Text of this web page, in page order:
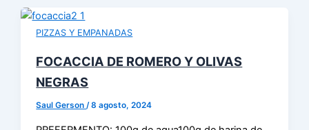
PIZZAS Y EMPANADAS
FOCACCIA DE ROMERO Y OLIVAS
NEGRAS
Saul Gerson/8 agosto, 2024